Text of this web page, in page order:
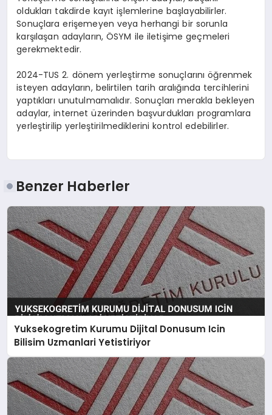
oldukları takdirde kayıt işlemlerine başlayabilirler.
Sonuçlara erişemeyen veya herhangi bir sorunla
karşılaşan adayların, ÖSYM ile iletişime geçmeleri
gerekmektedir.
2024-TUS 2. dönem yerleştirme sonuçlarını öğrenmek
isteyen adayların, belirtilen tarih aralığında tercihlerini
yaptıkları unutulmamalıdır. Sonuçları merakla bekleyen
adaylar, internet üzerinden başvurdukları programlara
yerleştirilip yerleştirilmediklerini kontrol edebilirler.
Benzer Haberler
Yuksekogretim Kurumu Dijital Donusum Icin
Bilisim Uzmanlari Yetistiriyor